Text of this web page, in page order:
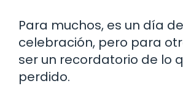
Para muchos, es un día
celebración, pero para
ser un recordatorio de lo
perdido.